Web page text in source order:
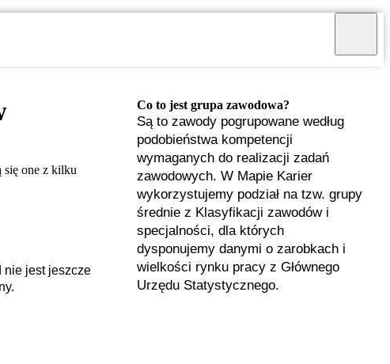
się one z kilku
nie jest jeszcze
Co to jest grupa zawodowa?
Są to zawody pogrupowane według
podobieństwa kompetencji
wymaganych do realizacji zadań
zawodowych. W Mapie Karier
wykorzystujemy podział na tzw. grupy
średnie z Klasyfikacji zawodów i
specjalności, dla których
dysponujemy danymi o zarobkach i
wielkości rynku pracy z Głównego
Urzędu Statystycznego.